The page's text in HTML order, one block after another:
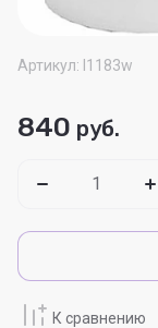
Артикул: l1183w
840 руб.
К сравнению